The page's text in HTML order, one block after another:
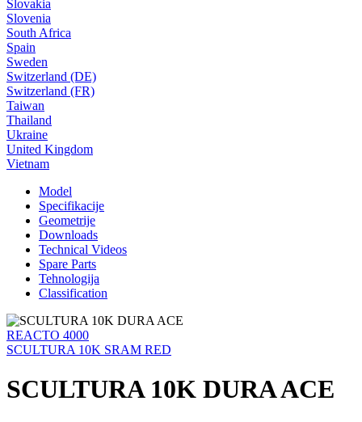
Slovakia
Slovenia
South Africa
Spain
Sweden
Switzerland (DE)
Switzerland (FR)
Taiwan
Thailand
Ukraine
United Kingdom
Vietnam
Model
Specifikacije
Geometrije
Downloads
Technical Videos
Spare Parts
Tehnologija
Classification
REACTO 4000
SCULTURA 10K SRAM RED
SCULTURA 10K DURA ACE